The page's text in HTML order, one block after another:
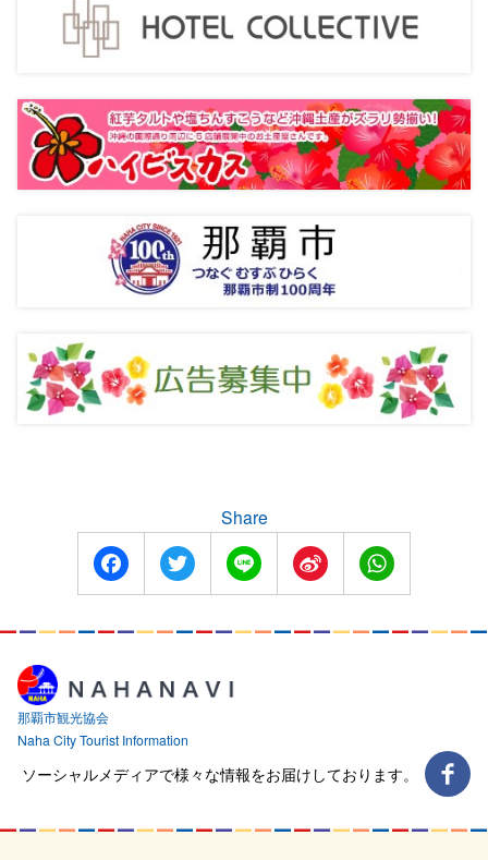
Share
FacebookTwitter Line
Sina
Weibo
WhatsApp
那覇市観光協会
Naha City Tourist Information
ソーシャルメディアで様々な情報をお届けしております。